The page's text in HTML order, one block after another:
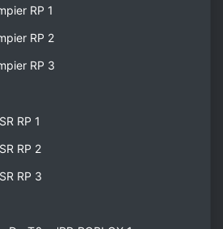
RP 1
RP 2
RP 3
RP 1
RP 2
RP 3